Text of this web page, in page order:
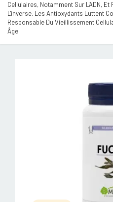
Cellulaires, Notamment Sur L'ADN,
L'inverse, Les Antioxydants Luttent
Responsable Du Vieillissement
Âge